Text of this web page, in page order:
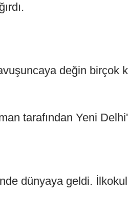
değin birçok
tarafından Yeni
dünyaya geldi.